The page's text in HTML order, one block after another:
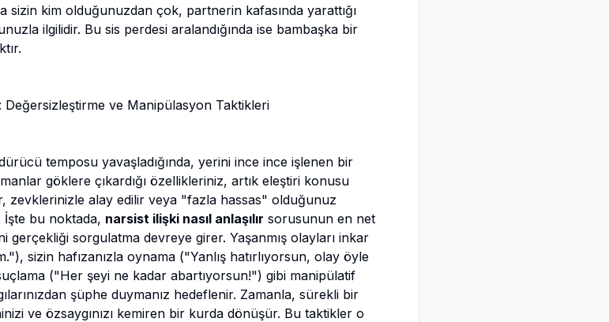
sizin kim olduğunuzdan çok, partnerin kafasında yarattığı
ilgilidir. Bu sis perdesi aralandığında ise bambaşka bir
ve Manipülasyon Taktikleri
temposu yavaşladığında, yerini ince ince işlenen bir
göklere çıkardığı özellikleriniz, artık eleştiri konusu
zevklerinizle alay edilir veya "fazla hassas" olduğunuz
İşte bu noktada, narsist ilişki nasıl anlaşılır sorusunun en net
gerçekliği sorgulatma devreye girer. Yaşanmış olayları inkar
sizin hafızanızla oynama ("Yanlış hatırlıyorsun, olay öyle
("Her şeyi ne kadar abartıyorsun!") gibi manipülatif
şüphe duymanız hedeflenir. Zamanla, sürekli bir
ve özsaygınızı kemiren bir kurda dönüşür. Bu taktikler o